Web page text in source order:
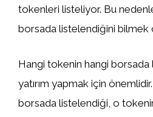
tokenleri listeliyor. Bu
borsada listelendiğini bilmek
Hangi tokenin hangi borsada
yatırım yapmak için
borsada listelendiği, o